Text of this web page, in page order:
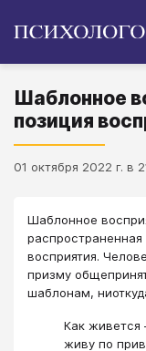
Шаблонное
позиция
01 октября 2022 г. в
Шаблонное
восприятия.
призму
шаблонам,
Как живется
живу по